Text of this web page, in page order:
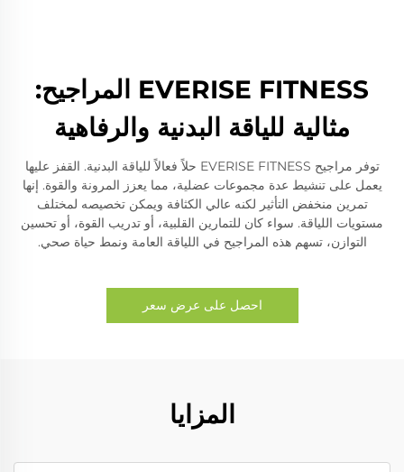
EVERISE FITNESS المراجيح:
مثالية للياقة البدنية والرفاهية
توفر مراجيح EVERISE FITNESS حلاً فعالاً للياقة البدنية. القفز عليها
يعمل على تنشيط عدة مجموعات عضلية، مما يعزز المرونة والقوة. إنها
تمرين منخفض التأثير لكنه عالي الكثافة ويمكن تخصيصه لمختلف
مستويات اللياقة. سواء كان للتمارين القلبية، أو تدريب القوة، أو تحسين
التوازن، تسهم هذه المراجيح في اللياقة العامة ونمط حياة صحي.
احصل على عرض سعر
المزايا